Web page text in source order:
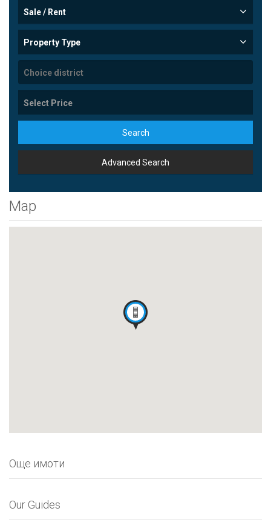
Sale / Rent
Property Type
Search
Advanced Search
Map
Още имоти
Our Guides